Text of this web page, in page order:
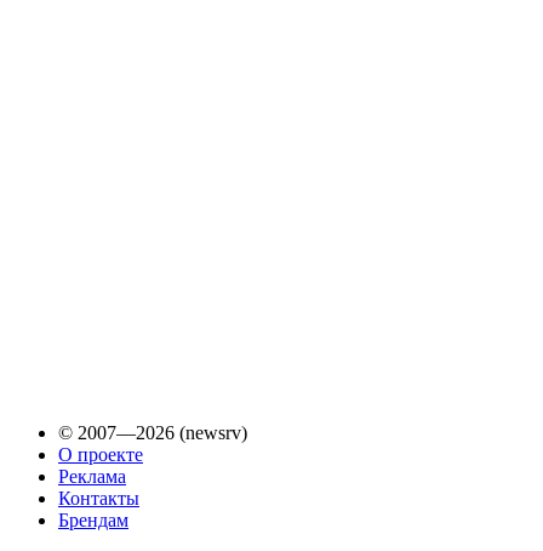
© 2007—2026 (newsrv)
О проекте
Реклама
Контакты
Брендам